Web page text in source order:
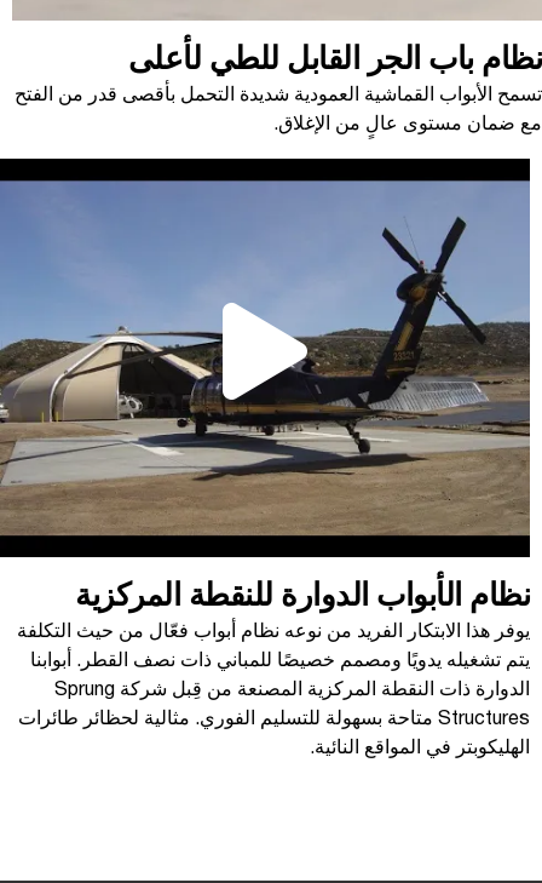
نظام باب الجر القابل للطي لأعلى
تسمح الأبواب القماشية العمودية شديدة التحمل بأقصى قدر من الفتح
مع ضمان مستوى عالٍ من الإغلاق.
نظام الأبواب الدوارة للنقطة المركزية
يوفر هذا الابتكار الفريد من نوعه نظام أبواب فعّال من حيث التكلفة
يتم تشغيله يدويًا ومصمم خصيصًا للمباني ذات نصف القطر.
أبوابنا
الدوارة ذات النقطة المركزية المصنعة من قِبل شركة Sprung
Structures متاحة بسهولة للتسليم الفوري.
مثالية لحظائر طائرات
الهليكوبتر في المواقع النائية.